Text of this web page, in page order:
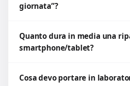
giornata”?
Quanto dura in media una
smartphone/tablet?
Cosa devo portare in